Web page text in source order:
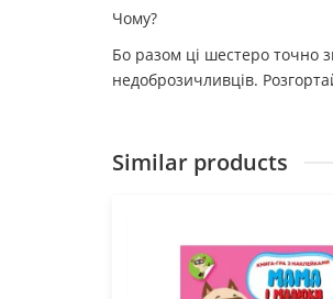
Чому?
Бо разом ці шестеро точно
недоброзичливців.
Similar products